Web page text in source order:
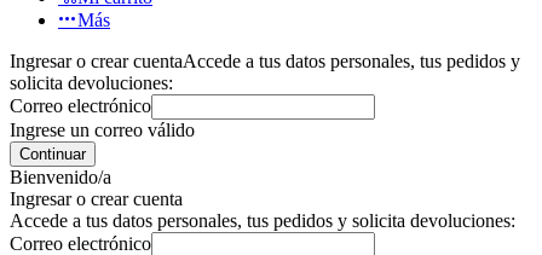
Más
Ingresar o crear cuentaAccede a tus datos personales, tus pedidos y
solicita devoluciones:
Correo electrónico
Ingrese un correo válido
Continuar
Bienvenido/a
Ingresar o crear cuenta
Accede a tus datos personales, tus pedidos y solicita devoluciones:
Correo electrónico